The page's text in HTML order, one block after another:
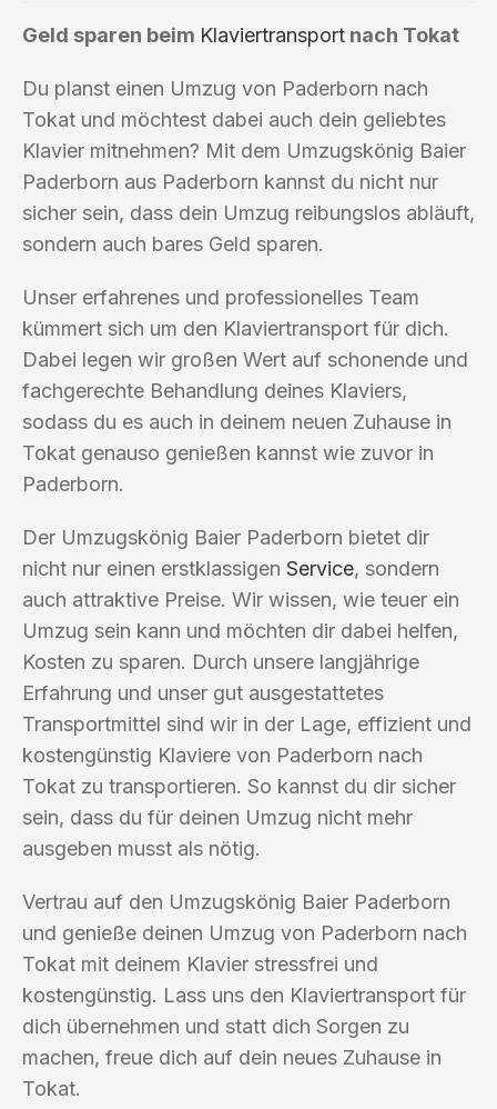
Geld sparen beim Klaviertransport nach Tokat
Du planst einen Umzug von Paderborn nach
Tokat und möchtest dabei auch dein geliebtes
Klavier mitnehmen? Mit dem Umzugskönig Baier
Paderborn aus Paderborn kannst du nicht nur
sicher sein, dass dein Umzug reibungslos abläuft,
sondern auch bares Geld sparen.
Unser erfahrenes und professionelles Team
kümmert sich um den Klaviertransport für dich.
Dabei legen wir großen Wert auf schonende und
fachgerechte Behandlung deines Klaviers,
sodass du es auch in deinem neuen Zuhause in
Tokat genauso genießen kannst wie zuvor in
Paderborn.
Der Umzugskönig Baier Paderborn bietet dir
nicht nur einen erstklassigen Service, sondern
auch attraktive Preise. Wir wissen, wie teuer ein
Umzug sein kann und möchten dir dabei helfen,
Kosten zu sparen. Durch unsere langjährige
Erfahrung und unser gut ausgestattetes
Transportmittel sind wir in der Lage, effizient und
kostengünstig Klaviere von Paderborn nach
Tokat zu transportieren. So kannst du dir sicher
sein, dass du für deinen Umzug nicht mehr
ausgeben musst als nötig.
Vertrau auf den Umzugskönig Baier Paderborn
und genieße deinen Umzug von Paderborn nach
Tokat mit deinem Klavier stressfrei und
kostengünstig. Lass uns den Klaviertransport für
dich übernehmen und statt dich Sorgen zu
machen, freue dich auf dein neues Zuhause in
Tokat.